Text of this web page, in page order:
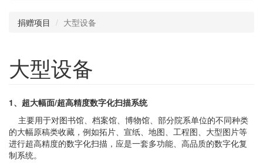
捐赠项目 大型设备
大型设备
1、超大幅面/超高精度数字化扫描系统
主要用于对图书馆、档案馆、博物馆、部分院系单位的不同种类
的大幅原稿类收藏，例如拓片、宣纸、地图、工程图、大型图片等
进行超高精度的数字化扫描，应是一套多功能、高品质的数字化复
制系统。